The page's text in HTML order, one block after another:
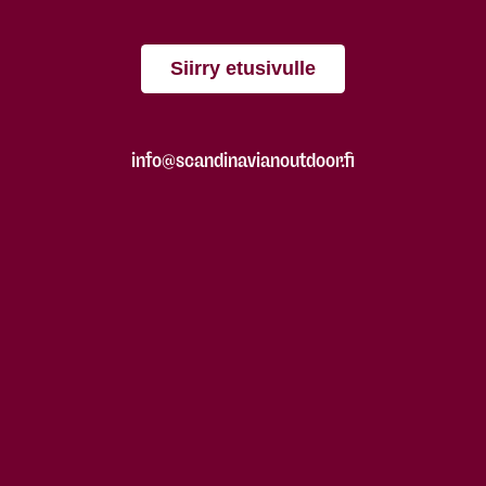
Siirry etusivulle
info@scandinavianoutdoor.fi